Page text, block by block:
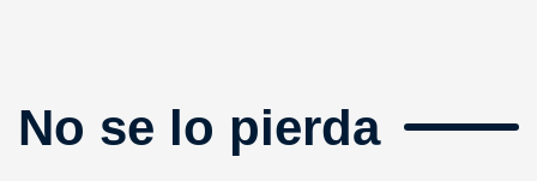
No se lo pierda